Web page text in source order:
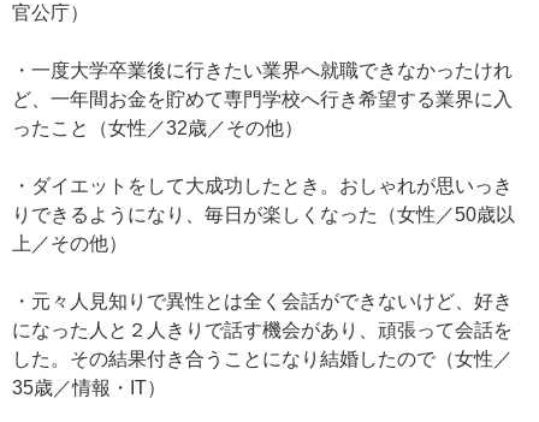
官公庁）
・一度大学卒業後に行きたい業界へ就職できなかったけれ
ど、一年間お金を貯めて専門学校へ行き希望する業界に入
ったこと（女性／32歳／その他）
・ダイエットをして大成功したとき。おしゃれが思いっき
りできるようになり、毎日が楽しくなった（女性／50歳以
上／その他）
・元々人見知りで異性とは全く会話ができないけど、好き
になった人と２人きりで話す機会があり、頑張って会話を
した。その結果付き合うことになり結婚したので（女性／
35歳／情報・IT）